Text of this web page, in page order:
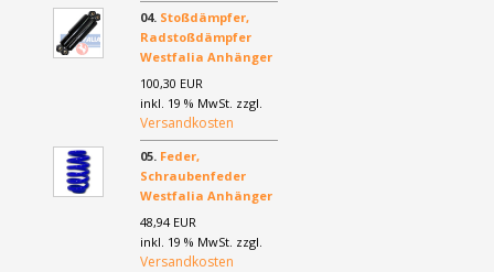
04. Stoßdämpfer,
Radstoßdämpfer
Westfalia Anhänger
100,30 EUR
inkl. 19 % MwSt. zzgl.
Versandkosten
05. Feder,
Schraubenfeder
Westfalia Anhänger
48,94 EUR
inkl. 19 % MwSt. zzgl.
Versandkosten